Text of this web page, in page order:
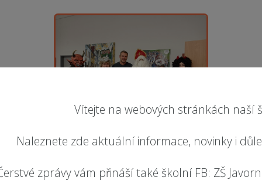
Vítejte na webových stránkách naší
Naleznete zde aktuální informace, novinky i
zprávy vám přináší také školní FB: ZŠ